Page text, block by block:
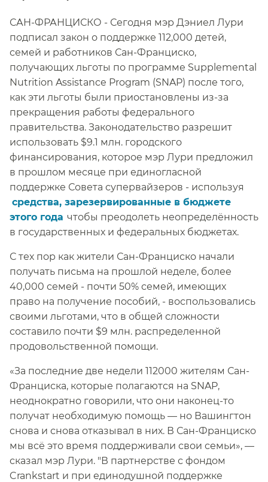
САН-ФРАНЦИСКО - Сегодня мэр Дэниел Лури
подписал закон о поддержке 112,000 детей,
семей и работников Сан-Франциско,
получающих льготы по программе Supplemental
Nutrition Assistance Program (SNAP) после того,
как эти льготы были приостановлены из-за
прекращения работы федерального
правительства. Законодательство разрешит
использовать $9.1 млн. городского
финансирования, которое мэр Лури предложил
в прошлом месяце при единогласной
поддержке Совета супервайзеров - используя​​
средства, зарезервированные в бюджете
этого года​​ чтобы преодолеть неопределённость
в государственных и федеральных бюджетах.​​
С тех пор как жители Сан-Франциско начали
получать письма на прошлой неделе, более
40,000 семей - почти 50% семей, имеющих
право на получение пособий, - воспользовались
своими льготами, что в общей сложности
составило почти $9 млн. распределенной
продовольственной помощи.​​
«За последние две недели 112000 жителям Сан-
Франциска, которые полагаются на SNAP,
неоднократно говорили, что они наконец-то
получат необходимую помощь — но Вашингтон
снова и снова отказывал в них. В Сан-Франциско
мы всё это время поддерживали свои семьи», —
сказал мэр Лури. "В партнерстве с фондом
Crankstart и при единодушной поддержке